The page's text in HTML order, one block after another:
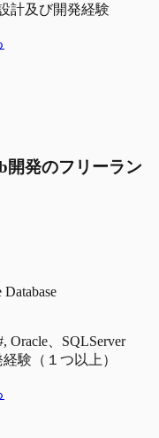
計及び開発経験
開発のフリーラン
Database
Oracle、SQLServer
験（１つ以上）